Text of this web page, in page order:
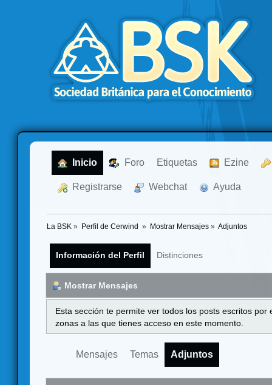
Inicio Foro Etiquetas Ezine
Registrarse Webchat Ayuda
La BSK » Perfil de Cerwind » Mostrar Mensajes» Adjuntos
Información del Perfil Distinciones
Mostrar Mensajes
Esta sección te permite ver todos los posts escritos
zonas a las que tienes acceso en este momento.
Mensajes Temas Adjuntos